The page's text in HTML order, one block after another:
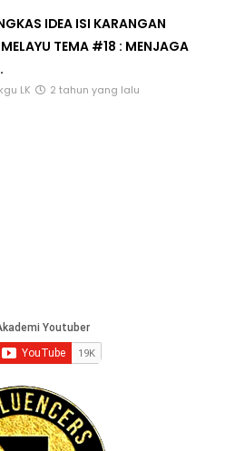
IDEA ISI KARANGAN
TEMA #18 : MENJAGA
LK 2 tahun yang lalu